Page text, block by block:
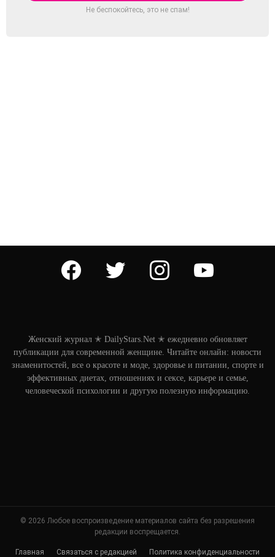
Не беспокойтесь, это не спам!
facebook twitter instagram youtube
Женский журнал ✭ DailyStars.Net ✭ ежедневно обновляет
публикации для современной женщине. Читайте онлайн: новости
знаменитостей, все о красоте и моде, здоровье и питании, спорте и
эффективных диетах, отношениях и сексе, карьере и семье,
человеческой психологии и другую полезную информацию.
© 2026 Любое воспроизведение материалов сайта без разрешения
редакции воспрещается.
Главная Связаться с редакцией Политика конфиденциальности